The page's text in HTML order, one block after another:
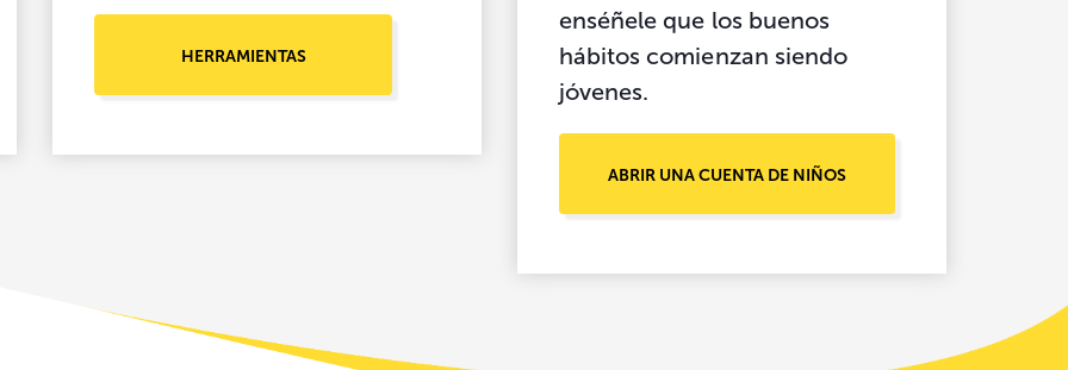
HERRAMIENTAS
enséñele que los buenos
hábitos comienzan siendo
jóvenes.
ABRIR UNA CUENTA DE NIÑOS